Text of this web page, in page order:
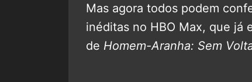
Mas agora todos podem
inéditas no HBO Max, que já
de Homem-Aranha: Sem